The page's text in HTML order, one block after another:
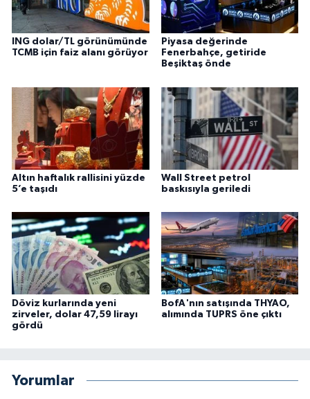
ING dolar/TL görünümünde
TCMB için faiz alanı görüyor
Piyasa değerinde
Fenerbahçe, getiride
Beşiktaş önde
Altın haftalık rallisini yüzde
5’e taşıdı
Wall Street petrol
baskısıyla geriledi
Döviz kurlarında yeni
zirveler, dolar 47,59 lirayı
gördü
BofA'nın satışında THYAO,
alımında TUPRS öne çıktı
Yorumlar